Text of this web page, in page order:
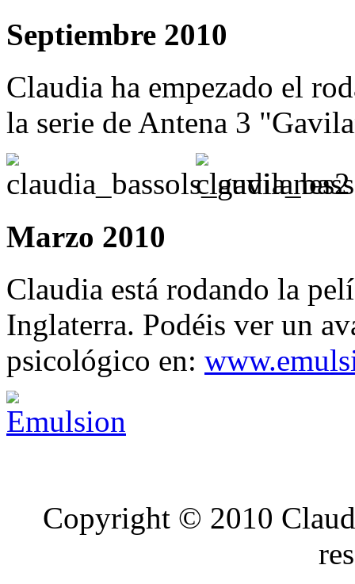
Septiembre 2010
Claudia ha empezado el
la serie de Antena 3
Marzo 2010
Claudia está rodando la
Inglaterra. Podéis ver un
psicológico en:
Copyright © 2010